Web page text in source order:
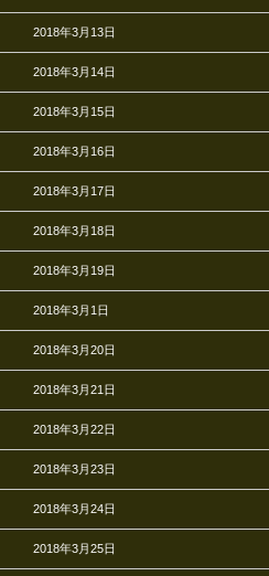
2018年3月13日
2018年3月14日
2018年3月15日
2018年3月16日
2018年3月17日
2018年3月18日
2018年3月19日
2018年3月1日
2018年3月20日
2018年3月21日
2018年3月22日
2018年3月23日
2018年3月24日
2018年3月25日